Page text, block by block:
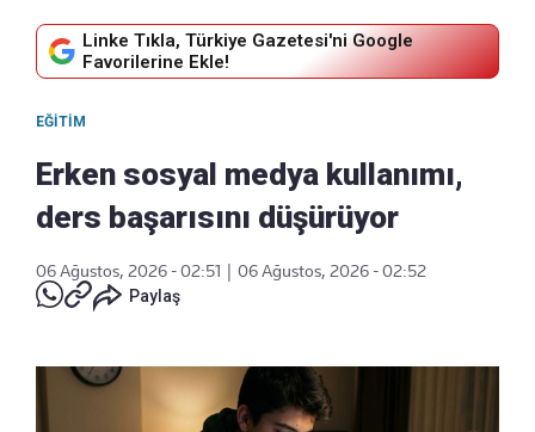
Linke Tıkla, Türkiye Gazetesi'ni Google
Favorilerine Ekle!
EĞITIM
Erken sosyal medya kullanımı,
ders başarısını düşürüyor
06 Ağustos, 2026 - 02:51
06 Ağustos, 2026 - 02:52
Paylaş